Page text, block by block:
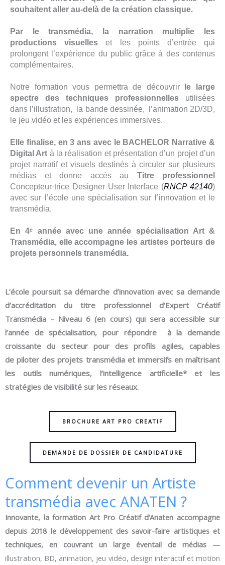
souhaitent aller au-delà de la création classique.
Par le transmédia, l a narration multiplie les
productions visuelles et les points d’entrée qui
prolongent l’expérience du public grâce à des contenus
complémentaires.
Notre formation vous permettra de découvrir
le large
spectre des techniques professionnelles utilisées
dans l’illustration, la bande dessinée, l’animation 2D/3D,
le jeu vidéo et les expériences immersives.
Elle finalise, en 3 ans avec le BACHELOR Narrative &
Digital Art à la réalisation et présentation d’un projet d’un
projet narratif et visuels destinés à circuler sur plusieurs
médias et donne accès au Titre professionnel
Concepteur·trice Designer User Interface (RNCP 42140)
avec sur l’école une spécialisation sur l’innovation et le
transmédia.
En 4ᵉ année avec une année spécialisation Art &
Transmédia, elle accompagne les artistes porteurs de
projets personnels transmédia.
L’école poursuit sa démarche d’innovation avec sa demande
d’accréditation du titre professionnel d’Expert Créatif
Transmédia – Niveau 6 (en cours) qui sera accessible sur
l’année de spécialisation, pour répondre à la demande
croissante du secteur pour des profils agiles, capables
de piloter des projets transmédia et immersifs en maîtrisant
les outils numériques, l’intelligence artificielle* et les
stratégies de visibilité sur les réseaux.
BROCHURE ART PRO CREATIF
DEMANDE DE DOSSIER DE CANDIDATURE
Comment devenir un Artiste
transmédia avec ANATEN ?
Innovante, la formation Art Pro Créatif d’Anaten accompagne
depuis 2018 le développement des savoir-faire artistiques et
techniques, en couvrant un large éventail de médias —
illustration, BD, animation, jeu vidéo, design interactif et motion